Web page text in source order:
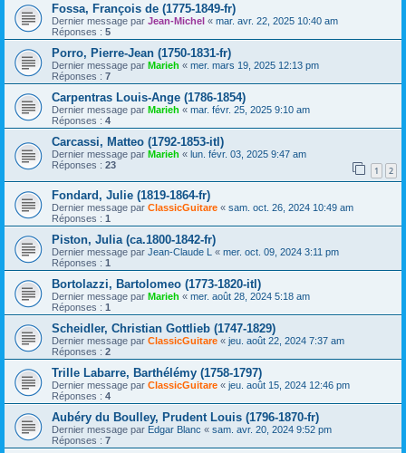
Fossa, François de (1775-1849-fr)
Dernier message par Jean-Michel « mar. avr. 22, 2025 10:40 am
Réponses : 5
Porro, Pierre-Jean (1750-1831-fr)
Dernier message par Marieh « mer. mars 19, 2025 12:13 pm
Réponses : 7
Carpentras Louis-Ange (1786-1854)
Dernier message par Marieh « mar. févr. 25, 2025 9:10 am
Réponses : 4
Carcassi, Matteo (1792-1853-itl)
Dernier message par Marieh « lun. févr. 03, 2025 9:47 am
Réponses : 23 1 2
Fondard, Julie (1819-1864-fr)
Dernier message par ClassicGuitare « sam. oct. 26, 2024 10:49 am
Réponses : 1
Piston, Julia (ca.1800-1842-fr)
Dernier message par Jean-Claude L « mer. oct. 09, 2024 3:11 pm
Réponses : 1
Bortolazzi, Bartolomeo (1773-1820-itl)
Dernier message par Marieh « mer. août 28, 2024 5:18 am
Réponses : 1
Scheidler, Christian Gottlieb (1747-1829)
Dernier message par ClassicGuitare « jeu. août 22, 2024 7:37 am
Réponses : 2
Trille Labarre, Barthélémy (1758-1797)
Dernier message par ClassicGuitare « jeu. août 15, 2024 12:46 pm
Réponses : 4
Aubéry du Boulley, Prudent Louis (1796-1870-fr)
Dernier message par Edgar Blanc « sam. avr. 20, 2024 9:52 pm
Réponses : 7